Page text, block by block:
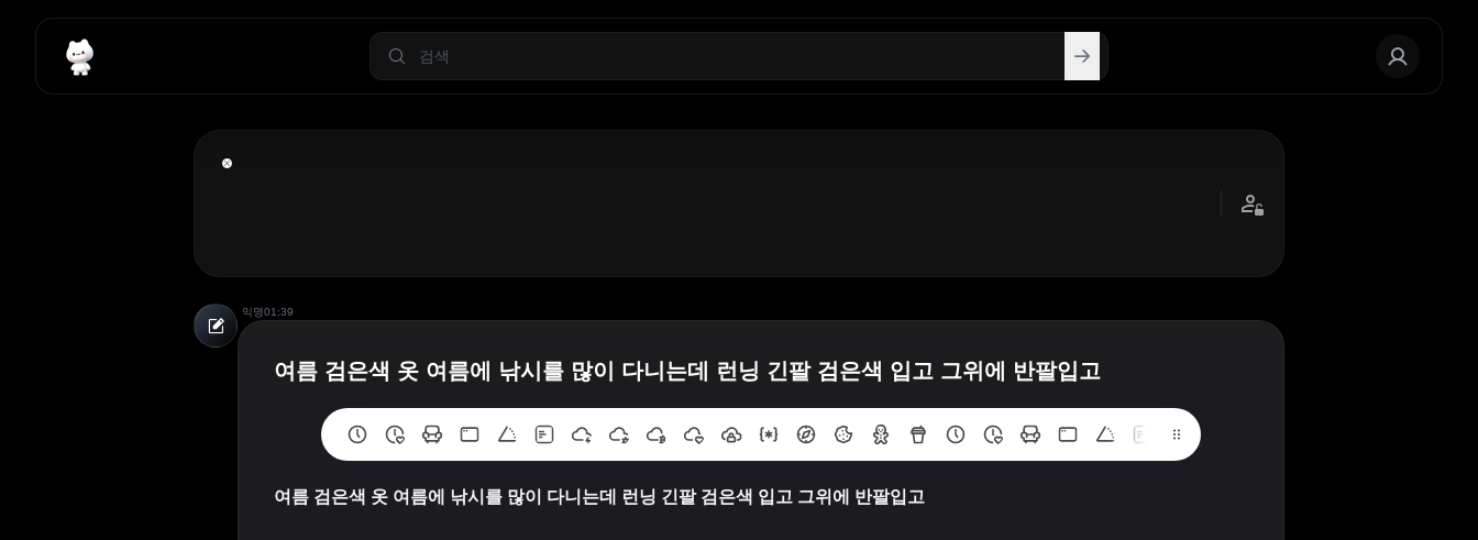
익명01:39
여름 검은색 옷 여름에 낚시를 많이 다니는데 런닝 긴팔 검은색 입고 그위에 반팔입고
여름 검은색 옷 여름에 낚시를 많이 다니는데 런닝 긴팔 검은색 입고 그위에 반팔입고